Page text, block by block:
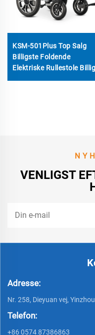
KSM-501Plus Top Salg
Billigste Foldende
Elektriske Rullestole Billig
Sammenlignende
VENLIGST
Adresse:
Nr. 258, Dieyuan vej,
Telefon:
+86 0574 87386863